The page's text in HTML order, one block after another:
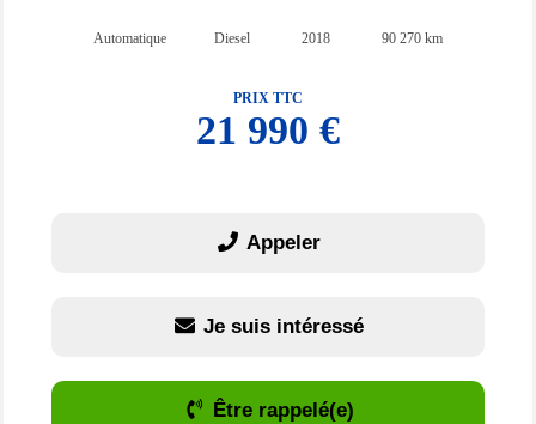
Automatique Diesel 2018 90 270 km
PRIX TTC
21 990 €
Appeler
Je suis intéressé
Être rappelé(e)